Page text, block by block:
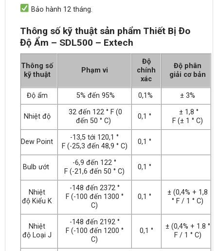
Bảo hành 12 tháng.
Thông số kỹ thuật sản phẩm Thiết Bị Đo
Độ Ẩm – SDL500 – Extech
Thông số
kỹ thuật
Phạm vi
Độ
chính
xác
Độ phân
giải cơ bản
Độ ẩm 5% đến 95% 0,1% ± 3%
Nhiệt độ
32 đến 122 ° F (0
đến 50 ° C)
0,1 °
± 1,8 °
F (± 1 ° C)
Dew Point
-13,5 tới 120,1 °
F (-25,3 đến 48,9 ° C)
0,1 °
Bulb ướt
-6,9 đến 122 °
F (-21,6 đến 50 ° C)
0,1 °
Nhiệt
độ Kiểu K
-148 đến 2372 °
F (-100 đến 1300 °
C)
0,1 °
± (0,4% + 1,8
° F / 1 ° C)
Nhiệt
độ Loại J
-148 đến 2192 °
F (-100 đến 1200 °
C)
0,1 °
± (0,4% + 1.8 °
F / 1 ° C)